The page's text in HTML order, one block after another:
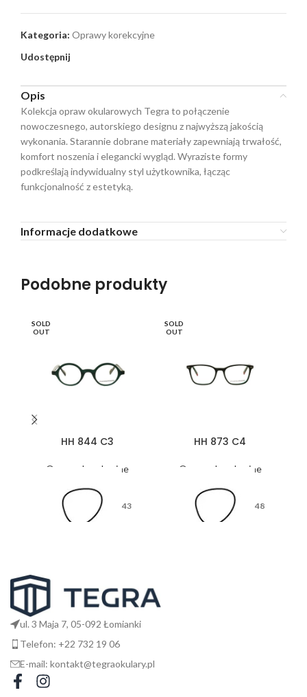
Kategoria: Oprawy korekcyjne
Udostępnij
Opis
Kolekcja opraw okularowych Tegra to połączenie
nowoczesnego, autorskiego designu z najwyższą jakością
wykonania. Starannie dobrane materiały zapewniają trwałość,
komfort noszenia i elegancki wygląd. Wyraziste formy
podkreślają indywidualny styl użytkownika, łącząc
funkcjonalność z estetyką.
Informacje dodatkowe
Podobne produkty
SOLD
OUT
HH 844 C3
Oprawy korekcyjne
43
26
145
SOLD
OUT
HH 873 C4
Oprawy korekcyjne
48
ul. 3 Maja 7, 05-092 Łomianki
Telefon: +22 732 19 06
E-mail: kontakt@tegraokulary.pl